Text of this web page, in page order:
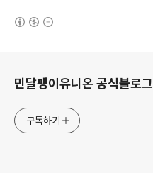
민달팽이유니온 공식블로그
구독하기